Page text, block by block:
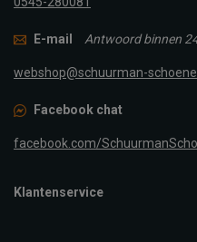
E-mail Antwoord binnen
webshop@schuurman-
Facebook chat
facebook.com/
Klantenservice